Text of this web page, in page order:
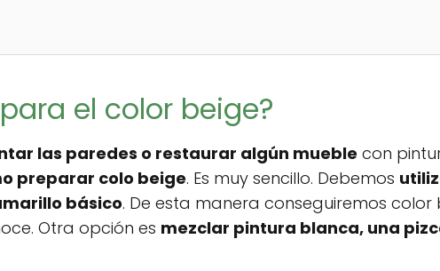
el color beige?
las paredes o restaurar algún mueble con
preparar colo beige. Es muy sencillo. Debemos
básico. De esta manera conseguiremos color
Otra opción es mezclar pintura blanca, una